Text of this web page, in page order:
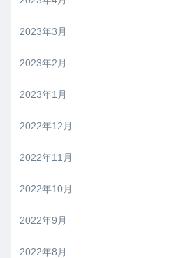
2023年3月
2023年2月
2023年1月
2022年12月
2022年11月
2022年10月
2022年9月
2022年8月